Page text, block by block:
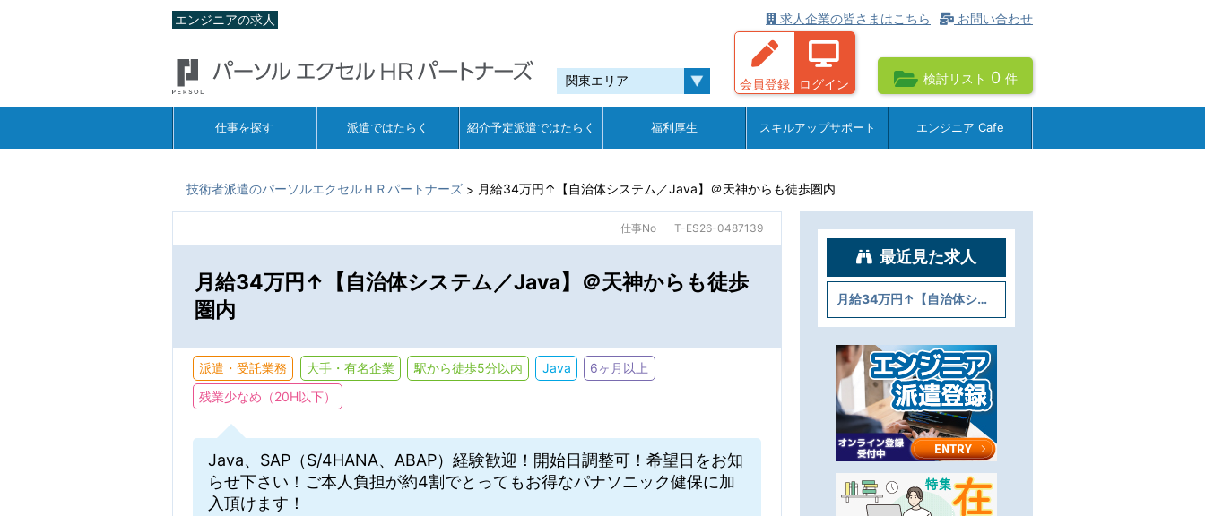
エンジニアの求人 お問い合わせ
求人企業の皆さまはこちら
会員登録 ログイン 検討リスト 0 件
仕事を探す 派遣ではたらく 紹介予定派遣ではたらく 福利厚生 スキルアップサポート エンジニア Cafe
技術者派遣のパーソルエクセルＨＲパートナーズ > 月給34万円↑【自治体システム／Java】＠天神からも徒歩圏内
仕事No T-ES26-0487139
月給34万円↑【自治体システム／Java】＠天神からも徒歩
圏内
派遣・受託業務 大手・有名企業 駅から徒歩5分以内 Java
6ヶ月以上
残業少なめ（20H以下）
Java、SAP（S/4HANA、ABAP）経験歓迎！開始日調整可！希望日をお知
らせ下さい！ご本人負担が約4割でとってもお得なパナソニック健保に加
入頂けます！
最近見た求人
月給34万円↑【自治体システム／Java】＠天神からも徒歩圏内